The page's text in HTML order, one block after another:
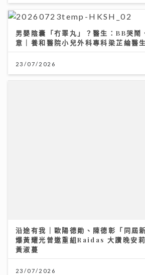
男嬰陰囊「冇睪丸」？醫生：BB哭鬧
意｜養和醫院小兒外科專科梁芷綸醫生
23/07/2026
沿途有我｜歐陽德勛、陳德彰「同屆
爆黃耀光曾邀重組Raidas 大讚晚安
黃淑蔓
23/07/2026